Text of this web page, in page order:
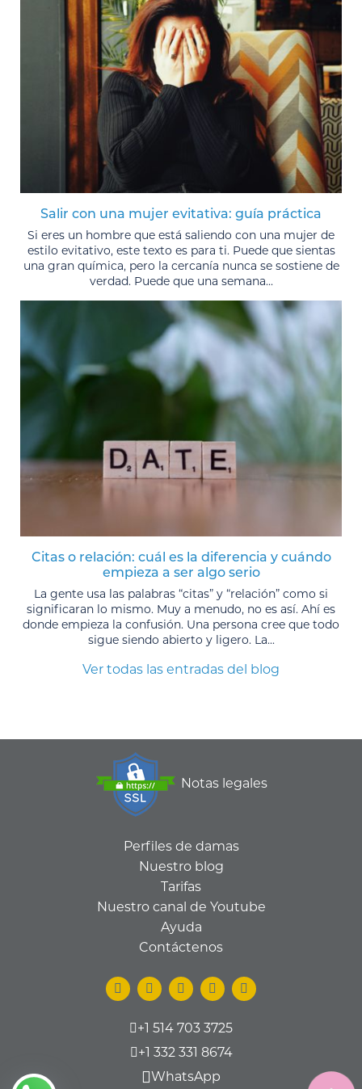
Salir con una mujer evitativa: guía práctica
Si eres un hombre que está saliendo con una mujer de
estilo evitativo, este texto es para ti. Puede que sientas
una gran química, pero la cercanía nunca se sostiene de
verdad. Puede que una semana...
Citas o relación: cuál es la diferencia y cuándo
empieza a ser algo serio
La gente usa las palabras “citas” y “relación” como si
significaran lo mismo. Muy a menudo, no es así. Ahí es
donde empieza la confusión. Una persona cree que todo
sigue siendo abierto y ligero. La...
Ver todas las entradas del blog
Notas legales
Perfiles de damas
Nuestro blog
Tarifas
Nuestro canal de Youtube
Ayuda
Contáctenos
+1 514 703 3725
+1 332 331 8674
WhatsApp